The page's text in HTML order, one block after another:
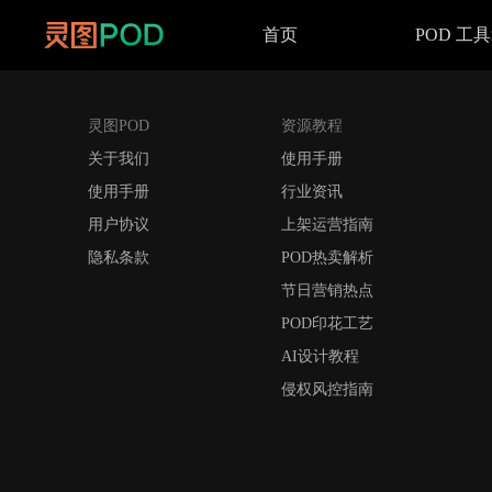
首页 POD 工
灵图POD
关于我们
使用手册
用户协议
隐私条款
资源教程
使用手册
行业资讯
上架运营指南
POD热卖解析
节日营销热点
POD印花工艺
AI设计教程
侵权风控指南